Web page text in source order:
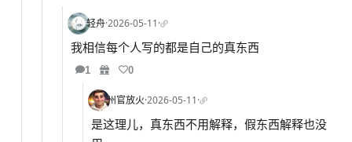
轻舟·2026-05-11·
我相信每个人写的都是自己的真东西
1 0
州官放火·2026-05-11·
是这理儿，真东西不用解释，假东西解释也没